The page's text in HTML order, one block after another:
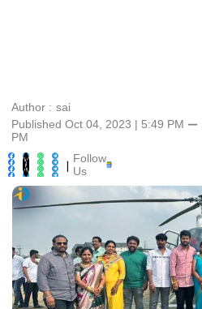
Author : sai
Published Oct 04, 2023 | 5:49 PM ⚊
PM
| Follow
Us